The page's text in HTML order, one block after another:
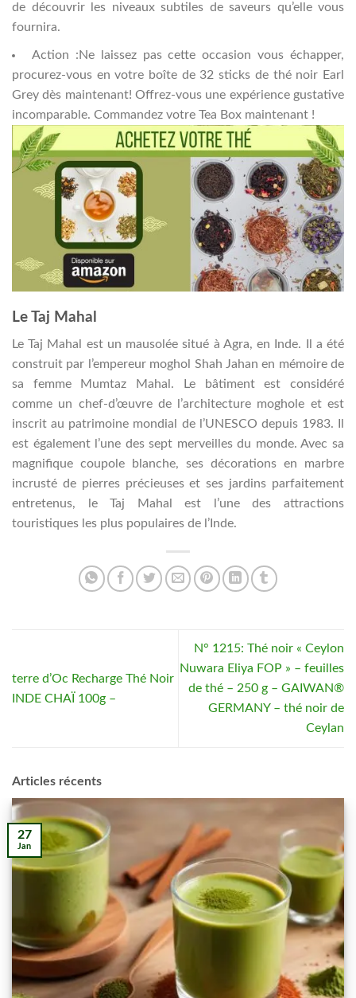
de découvrir les niveaux subtiles de saveurs qu’elle vous
fournira.
Action :Ne laissez pas cette occasion vous échapper,
procurez-vous en votre boîte de 32 sticks de thé noir Earl
Grey dès maintenant! Offrez-vous une expérience gustative
incomparable. Commandez votre Tea Box maintenant !
Le Taj Mahal
Le Taj Mahal est un mausolée situé à Agra, en Inde. Il a été
construit par l’empereur moghol Shah Jahan en mémoire de
sa femme Mumtaz Mahal. Le bâtiment est considéré
comme un chef-d’œuvre de l’architecture moghole et est
inscrit au patrimoine mondial de l’UNESCO depuis 1983. Il
est également l’une des sept merveilles du monde. Avec sa
magnifique coupole blanche, ses décorations en marbre
incrusté de pierres précieuses et ses jardins parfaitement
entretenus, le Taj Mahal est l’une des attractions
touristiques les plus populaires de l’Inde.
terre d’Oc Recharge Thé Noir
INDE CHAÏ 100g –
N° 1215: Thé noir « Ceylon
Nuwara Eliya FOP » – feuilles
de thé – 250 g – GAIWAN®
GERMANY – thé noir de
Ceylan
Articles récents
27
Jan